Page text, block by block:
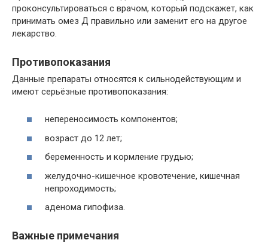
проконсультироваться с врачом, который подскажет, как
принимать омез Д правильно или заменит его на другое
лекарство.
Противопоказания
Данные препараты относятся к сильнодействующим и
имеют серьёзные противопоказания:
непереносимость компонентов;
возраст до 12 лет;
беременность и кормление грудью;
желудочно-кишечное кровотечение, кишечная
непроходимость;
аденома гипофиза.
Важные примечания